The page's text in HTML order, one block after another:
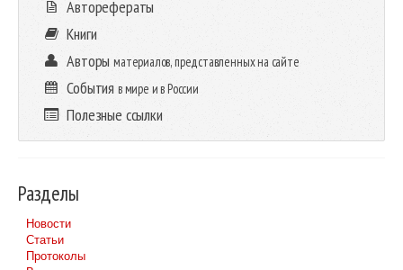
Авторефераты
Книги
Авторыматериалов, представленных на сайте
События в мире и в России
Полезные ссылки
Разделы
Новости
Статьи
Протоколы